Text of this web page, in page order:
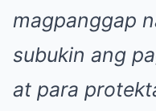
magpanggap
subukin ang
at para